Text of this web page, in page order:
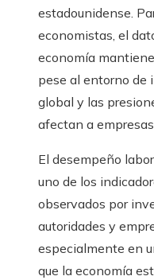
estadounidense.
economistas, el
economía
pese al entorno de
global y las
afectan a
El desempeño
uno de los
observados por
autoridades y
especialmente en
que la economía